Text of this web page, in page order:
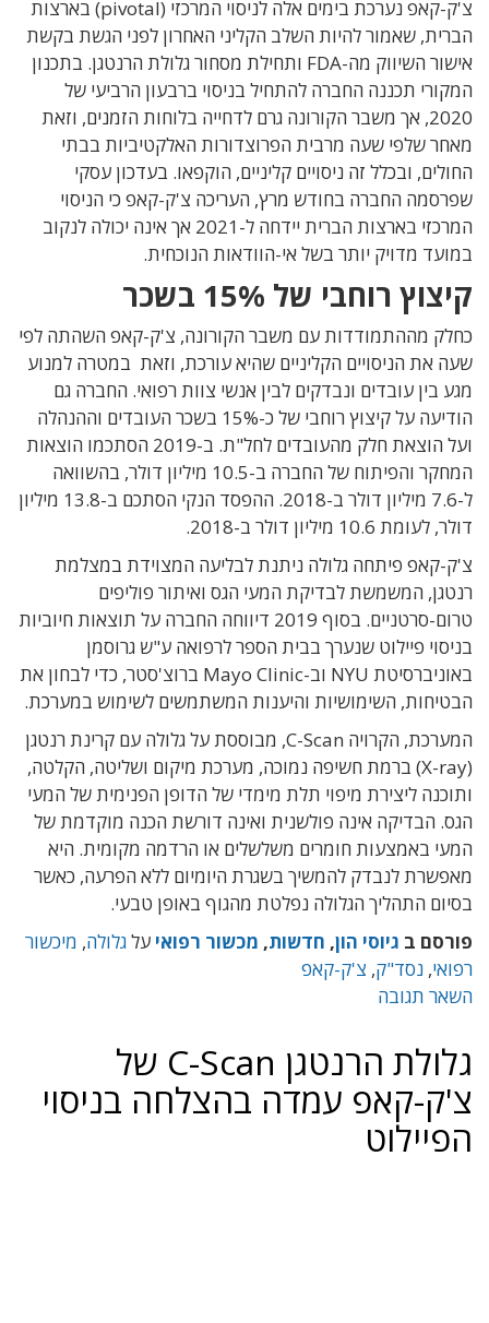
צ'ק-קאפ נערכת בימים אלה לניסוי המרכזי (pivotal) בארצות
הברית, שאמור להיות השלב הקליני האחרון לפני הגשת בקשת
אישור השיווק מה-FDA ותחילת מסחור גלולת הרנטגן. בתכנון
המקורי תכננה החברה להתחיל בניסוי ברבעון הרביעי של
2020, אך משבר הקורונה גרם לדחייה בלוחות הזמנים, וזאת
מאחר שלפי שעה מרבית הפרוצדורות האלקטיביות בבתי
החולים, ובכלל זה ניסויים קליניים, הוקפאו. בעדכון עסקי
שפרסמה החברה בחודש מרץ, העריכה צ'ק-קאפ כי הניסוי
המרכזי בארצות הברית יידחה ל-2021 אך אינה יכולה לנקוב
במועד מדויק יותר בשל אי-הוודאות הנוכחית.
קיצוץ רוחבי של 15% בשכר
כחלק מההתמודדות עם משבר הקורונה, צ'ק-קאפ השהתה לפי
שעה את הניסויים הקליניים שהיא עורכת, וזאת במטרה למנוע
מגע בין עובדים ונבדקים לבין אנשי צוות רפואי. החברה גם
הודיעה על קיצוץ רוחבי של כ-15% בשכר העובדים וההנהלה
ועל הוצאת חלק מהעובדים לחל"ת. ב-2019 הסתכמו הוצאות
המחקר והפיתוח של החברה ב-10.5 מיליון דולר, בהשוואה
ל-7.6 מיליון דולר ב-2018. ההפסד הנקי הסתכם ב-13.8 מיליון
דולר, לעומת 10.6 מיליון דולר ב-2018.
צ'ק-קאפ פיתחה גלולה ניתנת לבליעה המצוידת במצלמת
רנטגן, המשמשת לבדיקת המעי הגס ואיתור פוליפים
טרום-סרטניים. בסוף 2019 דיווחה החברה על תוצאות חיוביות
בניסוי פיילוט שנערך בבית הספר לרפואה ע"ש גרוסמן
באוניברסיטת NYU וב-Mayo Clinic ברוצ'סטר, כדי לבחון את
הבטיחות, השימושיות והיענות המשתמשים לשימוש במערכת.
המערכת, הקרויה C-Scan, מבוססת על גלולה עם קרינת רנטגן
(X-ray) ברמת חשיפה נמוכה, מערכת מיקום ושליטה, הקלטה,
ותוכנה ליצירת מיפוי תלת מימדי של הדופן הפנימית של המעי
הגס. הבדיקה אינה פולשנית ואינה דורשת הכנה מוקדמת של
המעי באמצעות חומרים משלשלים או הרדמה מקומית. היא
מאפשרת לנבדק להמשיך בשגרת היומיום ללא הפרעה, כאשר
בסיום התהליך הגלולה נפלטת מהגוף באופן טבעי.
פורסם ב גיוסי הון, חדשות, מכשור רפואי עלגלולה, מיכשור
רפואי, נסד"ק, צ'ק-קאפ
השאר תגובה
גלולת הרנטגן C-Scan של
צ'ק-קאפ עמדה בהצלחה בניסוי
הפיילוט